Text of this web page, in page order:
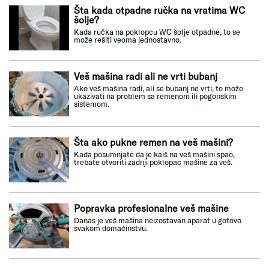
Šta kada otpadne ručka na vratima WC
šolje?
Kada ručka na poklopcu WC šolje otpadne, to se
može rešiti veoma jednostavno.
Veš mašina radi ali ne vrti bubanj
Ako veš mašina radi, ali se bubanj ne vrti, to može
ukazivati na problem sa remenom ili pogonskim
sistemom.
Šta ako pukne remen na veš mašini?
Kada posumnjate da je kaiš na veš mašini spao,
trebate otvoriti zadnji poklopac mašine za veš.
Popravka profesionalne veš mašine
Danas je veš mašina neizostavan aparat u gotovo
svakom domaćinstvu.